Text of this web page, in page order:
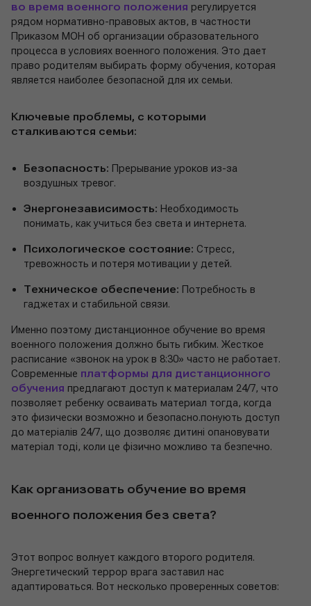
во время военного положения регулируется
рядом нормативно-правовых актов, в частности
Приказом МОН об организации образовательного
процесса в условиях военного положения. Это дает
право родителям выбирать форму обучения, которая
является наиболее безопасной для их семьи.
Ключевые проблемы, с которыми
сталкиваются семьи:
Безопасность: Прерывание уроков из-за
воздушных тревог.
Энергонезависимость: Необходимость
понимать, как учиться без света и интернета.
Психологическое состояние: Стресс,
тревожность и потеря мотивации у детей.
Техническое обеспечение: Потребность в
гаджетах и стабильной связи.
Именно поэтому дистанционное обучение во время
военного положения должно быть гибким. Жесткое
расписание «звонок на урок в 8:30» часто не работает.
Современные платформы для дистанционного
обучения предлагают доступ к материалам 24/7, что
позволяет ребенку осваивать материал тогда, когда
это физически возможно и безопасно.понують доступ
до матеріалів 24/7, що дозволяє дитині опановувати
матеріал тоді, коли це фізично можливо та безпечно.
Как организовать обучение во время
военного положения без света?
Этот вопрос волнует каждого второго родителя.
Энергетический террор врага заставил нас
адаптироваться. Вот несколько проверенных советов: